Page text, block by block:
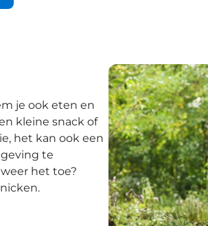
je ook eten en
kleine snack of
het kan ook een
te
het toe?